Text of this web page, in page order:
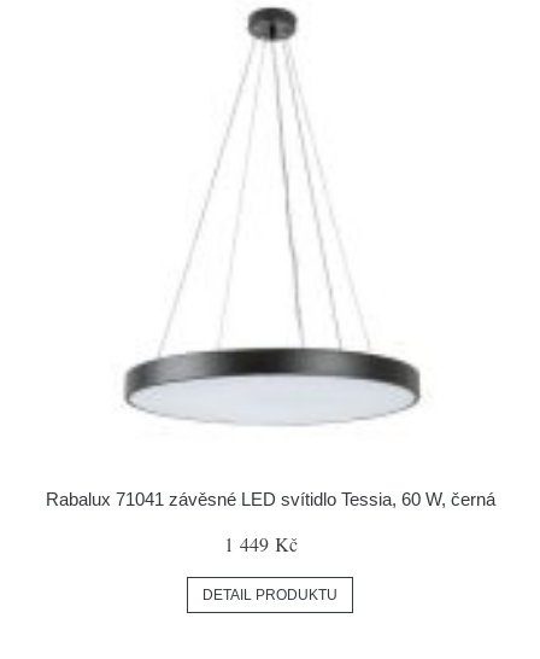
Rabalux 71041 závěsné LED svítidlo Tessia, 60 W, černá
1 449 Kč
DETAIL PRODUKTU